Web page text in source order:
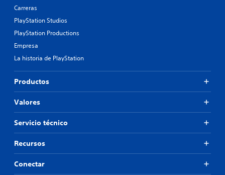
Carreras
PlayStation Studios
PlayStation Productions
Empresa
La historia de PlayStation
Productos
Valores
Servicio técnico
Recursos
Conectar